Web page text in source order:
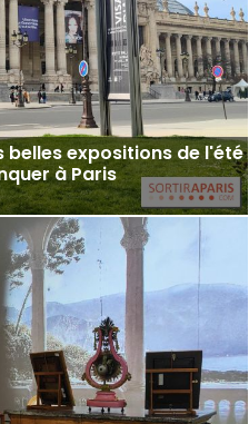
belles expositions de l'été
à Paris